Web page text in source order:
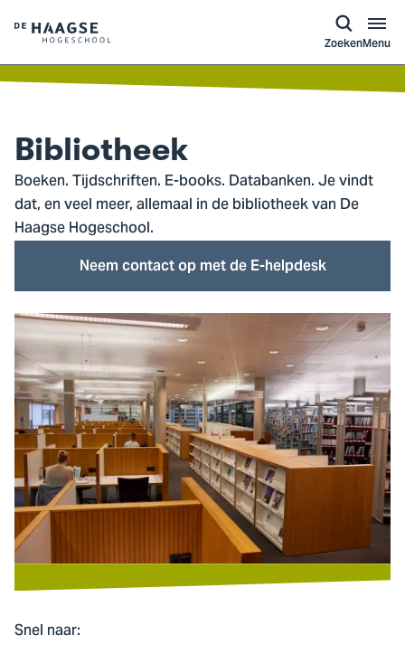
Logo
van
De
Hogeschool,
ga
naar
de
homepagina
ZoekenMenu
Bibliotheek
Boeken. Tijdschriften. E-books. Databanken. Je vindt
dat, en veel meer, allemaal in de bibliotheek van De
Haagse Hogeschool.
Neem contact op met de E-helpdesk
Snel naar: